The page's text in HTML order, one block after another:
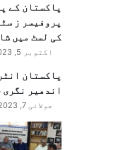
پاکستان کے
پروفیسر ز
کی لسٹ میں
اکتوبر 5, 2023
پاکستان
اندھیر نگری
جولائی 7, 2023